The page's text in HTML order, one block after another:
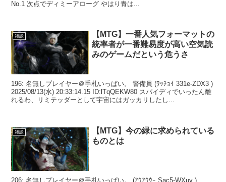
No.1 次点でディミーアローグ やはり青は...
雑談
【MTG】一番人気フォーマットの
統率者が一番難易度が高い空気読
みのゲームだという危うさ
196: 名無しプレイヤー＠手札いっぱい。 警備員 (ﾜｯﾁｮｲ 331e-ZDX3 )
2025/08/13(水) 20:33:14.15 ID:lTqQEKW80 スパイディでいったん離
れるわ、リミテッダーとして宇宙にはガッカリしたし...
雑談
【MTG】今の緑に求められている
ものとは
206: 名無しプレイヤー＠手札いっぱい。 (ｱｳｱｳｳｰ Sac5-WXuy )